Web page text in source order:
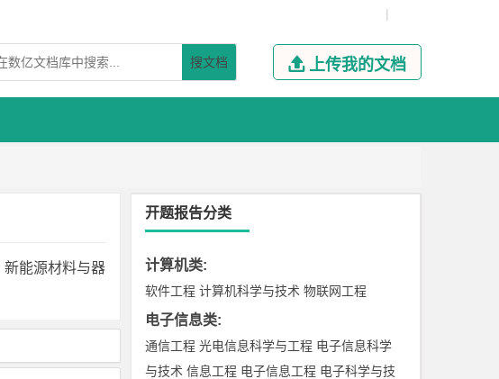
|
搜文档  上传我的文档
新能源材料与器
开题报告分类
计算机类:
软件工程 计算机科学与技术 物联网工程
电子信息类:
通信工程 光电信息科学与工程 电子信息科学
与技术 信息工程 电子信息工程 电子科学与技